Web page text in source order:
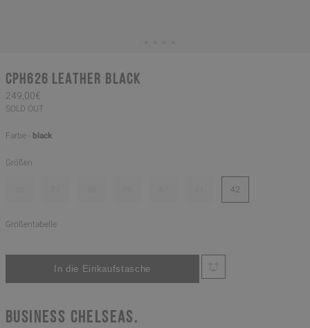
CPH626 leather black
249,00€
SOLD OUT
Farbe - black
Größen
42
Größentabelle
BUSINESS CHELSEAS.